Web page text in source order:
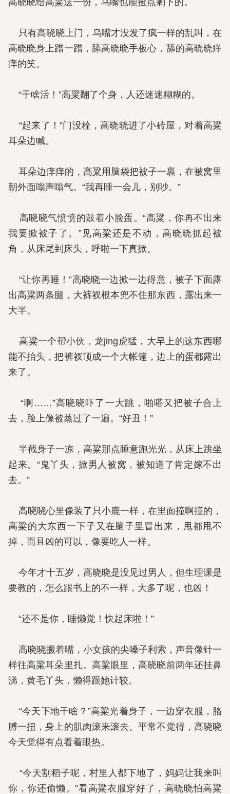
高晓晓给高粱送一份，乌嘴也能捡点剩下的。
只有高晓晓上门，乌嘴才没发了疯一样的乱叫，在
高晓晓身上蹭一蹭，舔高晓晓手板心，舔的高晓晓痒
痒的笑。
“干啥活！”高粱翻了个身，人还迷迷糊糊的。
“起来了！”门没栓，高晓晓进了小砖屋，对着高粱
耳朵边喊。
耳朵边痒痒的，高粱用脑袋把被子一裹，在被窝里
朝外面嗡声嗡气。“我再睡一会儿，别吵。”
高晓晓气愤愤的鼓着小脸蛋。“高粱，你再不出来
我要掀被子了。”见高粱还是不动，高晓晓抓起被
角，从床尾到床头，呼啦一下真掀。
“让你再睡！”高晓晓一边掀一边得意，被子下面露
出高粱两条腿，大裤衩根本兜不住那东西，露出来一
大半。
高粱一个帮小伙，龙jing虎猛，大早上的这东西哪
能不抬头，把裤衩顶成一个大帐篷，边上的蛋都露出
来了。
“啊……”高晓晓吓了一大跳，啪嗒又把被子合上
去，脸上像被蒸过了一遍。“好丑！”
半截身子一凉，高粱那点睡意跑光光，从床上跳坐
起来。“鬼丫头，掀男人被窝，被知道了肯定嫁不出
去。”
高晓晓心里像装了只小鹿一样，在里面撞啊撞的，
高粱的大东西一下子又在脑子里冒出来，甩都甩不
掉，而且凶的可以，像要吃人一样。
今年才十五岁，高晓晓是没见过男人，但生理课是
要教的，怎么跟书上的不一样，大多了呢，也凶！
“还不是你，睡懒觉！快起床啦！”
高晓晓撅着嘴，小女孩的尖嗓子利索，声音像针一
样往高粱耳朵里扎。高粱眼里，高晓晓前两年还挂鼻
涕，黄毛丫头，懒得跟她计较。
“今天下地干啥？”高粱光着身子，一边穿衣服，胳
膊一扭，身上的肌肉滚来滚去。平常不觉得，高晓晓
今天觉得有点看着眼热。
“今天割稻子呢，村里人都下地了，妈妈让我来叫
你，你还偷懒。”看高粱衣服穿好了，高晓晓怕高粱